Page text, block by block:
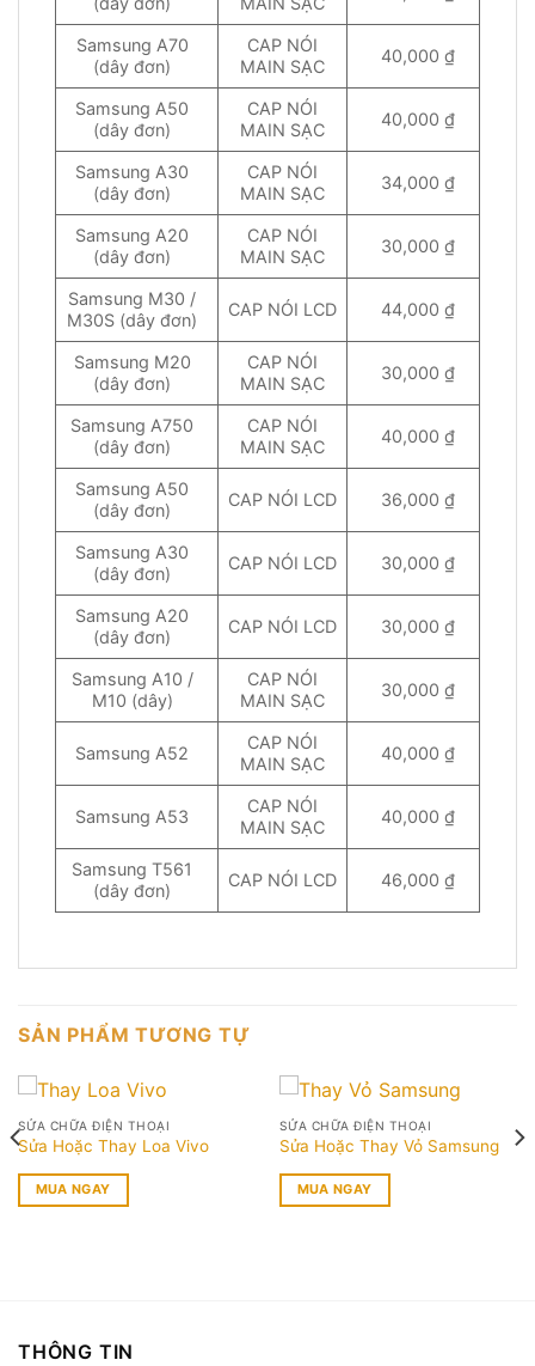
Samsung A70
(dây đơn)
CAP NÓI
MAIN SẠC
40,000 ₫
Samsung A50
(dây đơn)
CAP NÓI
MAIN SẠC
40,000 ₫
Samsung A30
(dây đơn)
CAP NÓI
MAIN SẠC
34,000 ₫
Samsung A20
(dây đơn)
CAP NÓI
MAIN SẠC
30,000 ₫
Samsung M30 /
M30S (dây đơn)
CAP NÓI LCD 44,000 ₫
Samsung M20
(dây đơn)
CAP NÓI
MAIN SẠC
30,000 ₫
Samsung A750
(dây đơn)
CAP NÓI
MAIN SẠC
40,000 ₫
Samsung A50
(dây đơn)
CAP NÓI LCD 36,000 ₫
Samsung A30
(dây đơn)
CAP NÓI LCD 30,000 ₫
Samsung A20
(dây đơn)
CAP NÓI LCD 30,000 ₫
Samsung A10 /
M10 (dây)
CAP NÓI
MAIN SẠC
30,000 ₫
Samsung A52
CAP NÓI
MAIN SẠC
40,000 ₫
Samsung A53
CAP NÓI
MAIN SẠC
40,000 ₫
Samsung T561
(dây đơn)
CAP NÓI LCD 46,000 ₫
SẢN PHẨM TƯƠNG TỰ
SỬA CHỮA ĐIỆN THOẠI
Sửa Hoặc Thay Loa Vivo
MUA NGAY
SỬA CHỮA ĐIỆN THOẠI
Sửa Hoặc Thay Vỏ Samsung
MUA NGAY
THÔNG TIN